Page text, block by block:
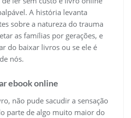
A história levanta
sobre a natureza do trauma
as famílias por gerações, e
do baixar livros ou se ele é
nós.
ebook online
não pude sacudir a sensação
parte de algo muito maior do